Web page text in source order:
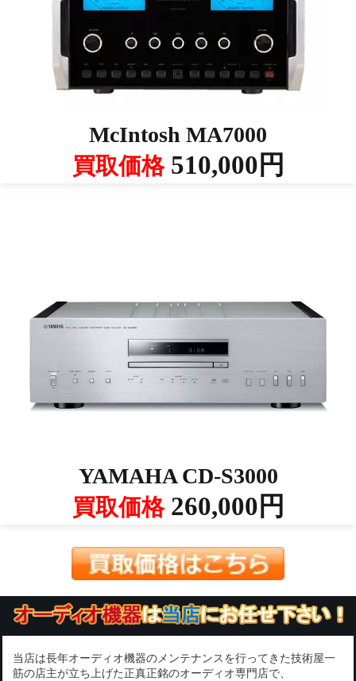
McIntosh MA7000
買取価格510,000円
YAMAHA CD-S3000
買取価格260,000円
当店は長年オーディオ機器のメンテナンスを行ってきた技術屋一
筋の店主が立ち上げた正真正銘のオーディオ専門店で、